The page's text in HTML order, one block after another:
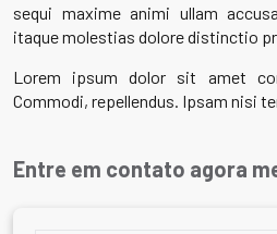
sequi maxime animi ullam
itaque molestias dolore distinctio
Lorem ipsum dolor sit amet
Commodi, repellendus. Ipsam nisi
Entre em contato agora